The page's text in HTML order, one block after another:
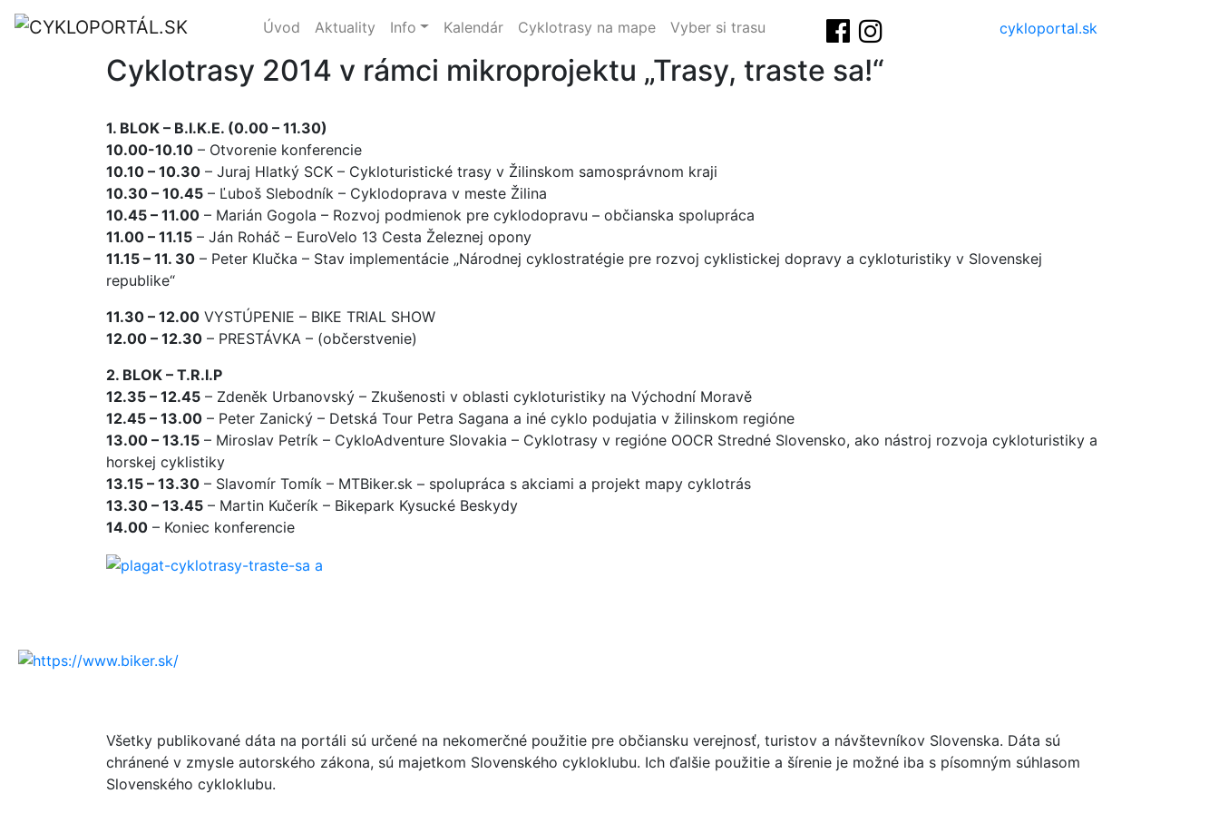
Úvod Aktuality Info Kalendár Cyklotrasy na mape Vyber si trasu cykloportal.sk
Cyklotrasy 2014 v rámci mikroprojektu „Trasy, traste sa!“
1. BLOK – B.I.K.E. (0.00 – 11.30)
10.00-10.10 – Otvorenie konferencie
10.10 – 10.30 – Juraj Hlatký SCK – Cykloturistické trasy v Žilinskom samosprávnom kraji
10.30 – 10.45 – Ľuboš Slebodník – Cyklodoprava v meste Žilina
10.45 – 11.00 – Marián Gogola – Rozvoj podmienok pre cyklodopravu – občianska spolupráca
11.00 – 11.15 – Ján Roháč – EuroVelo 13 Cesta Železnej opony
11.15 – 11. 30 – Peter Klučka – Stav implementácie „Národnej cyklostratégie pre rozvoj cyklistickej dopravy a cykloturistiky v Slovenskej
republike“
11.30 – 12.00 VYSTÚPENIE – BIKE TRIAL SHOW
12.00 – 12.30 – PRESTÁVKA – (občerstvenie)
2. BLOK – T.R.I.P
12.35 – 12.45 – Zdeněk Urbanovský – Zkušenosti v oblasti cykloturistiky na Východní Moravě
12.45 – 13.00 – Peter Zanický – Detská Tour Petra Sagana a iné cyklo podujatia v žilinskom regióne
13.00 – 13.15 – Miroslav Petrík – CykloAdventure Slovakia – Cyklotrasy v regióne OOCR Stredné Slovensko, ako nástroj rozvoja cykloturistiky a
horskej cyklistiky
13.15 – 13.30 – Slavomír Tomík – MTBiker.sk – spolupráca s akciami a projekt mapy cyklotrás
13.30 – 13.45 – Martin Kučerík – Bikepark Kysucké Beskydy
14.00 – Koniec konferencie
Všetky publikované dáta na portáli sú určené na nekomerčné použitie pre občiansku verejnosť, turistov a návštevníkov Slovenska. Dáta sú
chránené v zmysle autorského zákona, sú majetkom Slovenského cykloklubu. Ich ďalšie použitie a šírenie je možné iba s písomným súhlasom
Slovenského cykloklubu.